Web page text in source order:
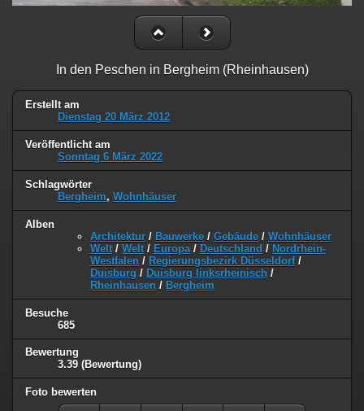
In den Peschen in Bergheim (Rheinhausen)
Erstellt am
Dienstag 20 März 2012
Veröffentlicht am
Sonntag 6 März 2022
Schlagwörter
Bergheim, Wohnhäuser
Alben
Architektur / Bauwerke / Gebäude / Wohnhäuser
Welt / Welt / Europa / Deutschland / Nordrhein-
Westfalen / Regierungsbezirk Düsseldorf/
Duisburg / Duisburg linksrheinisch /
Rheinhausen / Bergheim
Besuche
685
Bewertung
3.39 (Bewertung)
Foto bewerten